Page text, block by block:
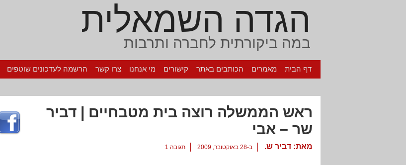
הגדה השמאלית
במה ביקורתית לחברה ותרבות
דף הבית מאמרים הכותבים באתר קישורים מי אנחנו צרו קשר הרשמה לעדכונים שוטפים
ראש הממשלה רוצה בית מטבחיים | דביר
שר – אבי
מאת: דביר ש. ב-28 באוקטובר, 2009 תגובה 1